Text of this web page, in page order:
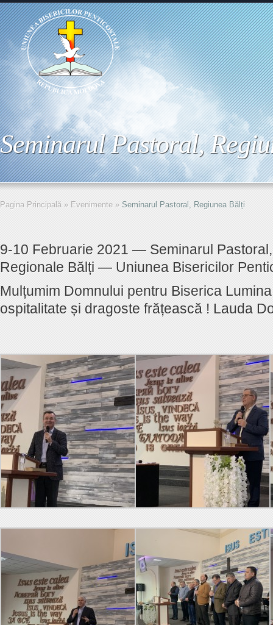
Seminarul Pastoral,
Pagina Principală » Evenimente » Seminarul Pastoral, Regiunea Bălți
9-10 Februarie 2021 — Seminarul
Regionale Bălți — Uniunea Bisericilor
Mulțumim Domnului pentru Biserica
ospitalitate și dragoste frățească ! Lauda